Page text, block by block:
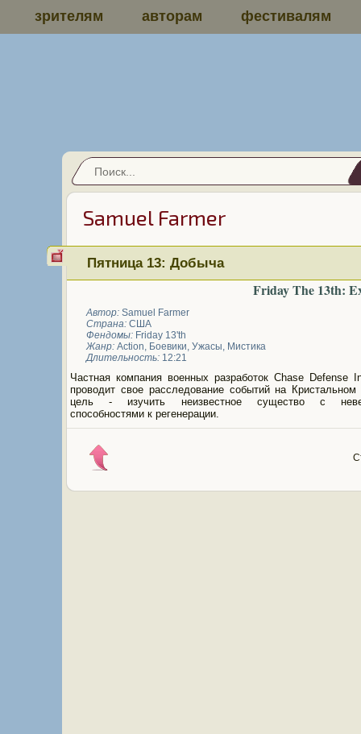
зрителям авторам фестивалям
Samuel Farmer
Пятница 13: Добыча
Friday The 13th:
Автор: Samuel Farmer
Страна: США
Фендомы: Friday 13'th
Жанр: Action, Боевики, Ужасы, Мистика
Длительность: 12:21
Частная компания военных разработок Chase Defense
проводит свое расследование событий на
цель - изучить неизвестное существо с
способностями к регенерации.